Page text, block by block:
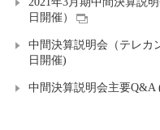
日開催）
中間決算説明会（テレカ
日開催)
中間決算説明会主要Q&A